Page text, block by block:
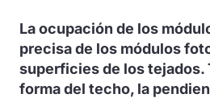
La ocupación de los
precisa de los módulos
superficies de los tejados.
forma del techo, la